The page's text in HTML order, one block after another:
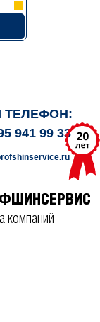
ТЕЛЕФОН:
941 99 33
компаний